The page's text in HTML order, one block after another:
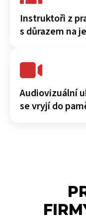
Instruktoři z
s důrazem na
Audiovizuální
se vryjí do